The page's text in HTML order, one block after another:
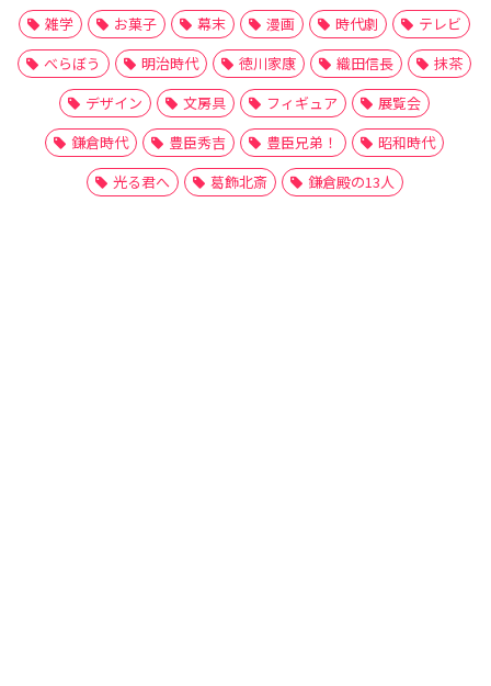
雑学
お菓子 幕末 漫画 時代劇
テレビ
べらぼう
明治時代 徳川家康 織田信長
抹茶
デザイン
文房具 フィギュア
展覧会
鎌倉時代
豊臣秀吉 豊臣兄弟！
昭和時代
光る君へ
葛飾北斎 鎌倉殿の13人